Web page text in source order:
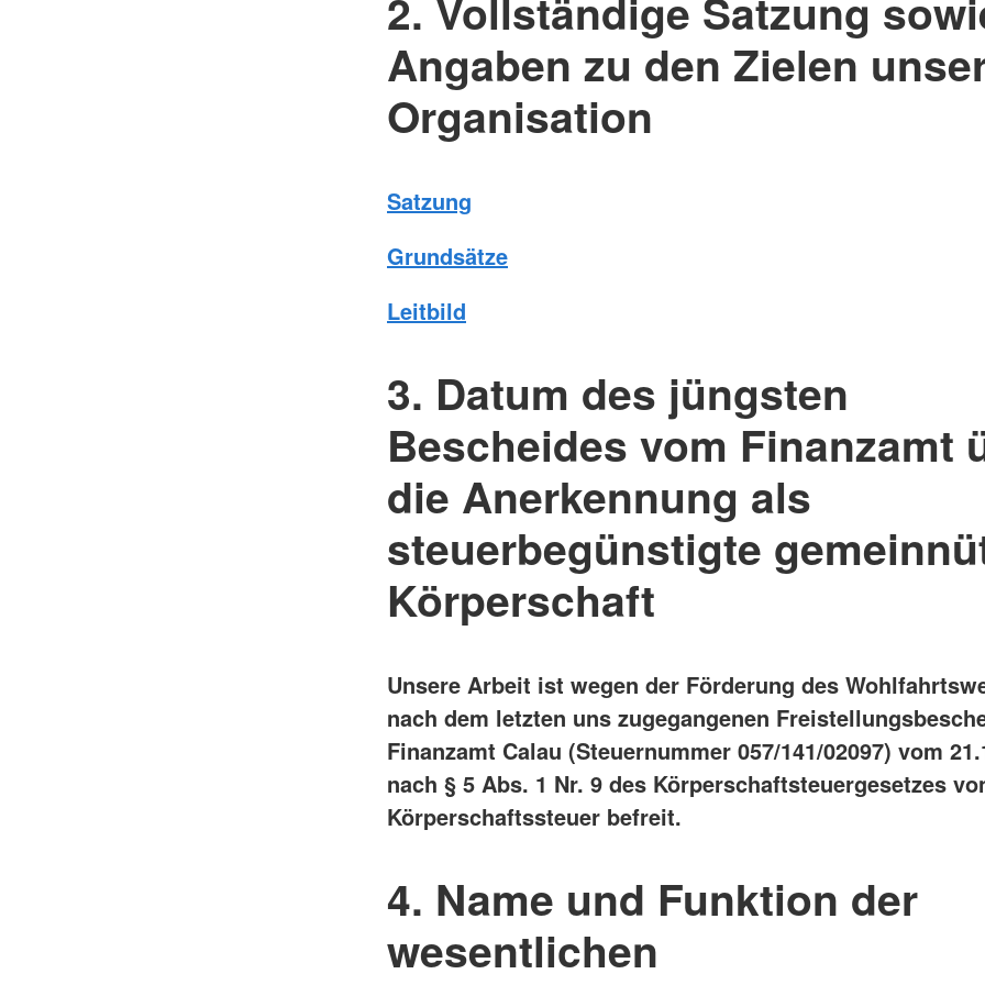
2. Vollständige Satzung
Angaben zu den Zielen
Organisation
Satzung
Grundsätze
Leitbild
3. Datum des jüngsten
Bescheides vom Finanzamt
die Anerkennung als
steuerbegünstigte
Körperschaft
Unsere Arbeit ist wegen der Förderung des
nach dem letzten uns zugegangenen
Finanzamt Calau (Steuernummer 057/141/02097) vom
nach § 5 Abs. 1 Nr. 9 des Körperschaftsteuergesetzes
Körperschaftssteuer befreit.
4. Name und Funktion der
wesentlichen